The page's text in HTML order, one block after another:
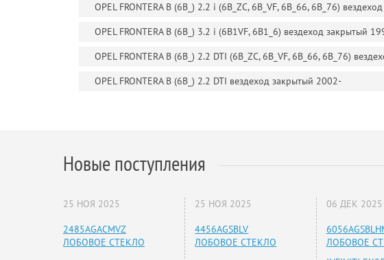
OPEL FRONTERA B (6B_) 2.2 i (6B_ZC, 6B_VF, 6B_66, 6B_76)
OPEL FRONTERA B (6B_) 3.2 i (6B1VF, 6B1_6) вездеход закрытый
OPEL FRONTERA B (6B_) 2.2 DTI (6B_ZC, 6B_VF, 6B_66, 6B_76)
OPEL FRONTERA B (6B_) 2.2 DTI вездеход закрытый 2002-
Новые поступления
25 НОЯ 2025
2485AGACMVZ
ЛОБОВОЕ СТЕКЛО
25 НОЯ 2025
4456AGSBLV
ЛОБОВОЕ СТЕКЛО
06 ДЕК 2025
ЛОБОВОЕ